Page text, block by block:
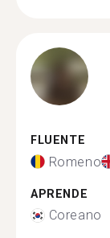
FLUENTE
Romeno
APRENDE
Coreano